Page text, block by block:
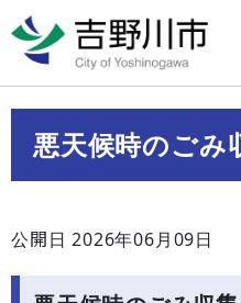
悪天候時のごみ
公開日 2026年06月09日